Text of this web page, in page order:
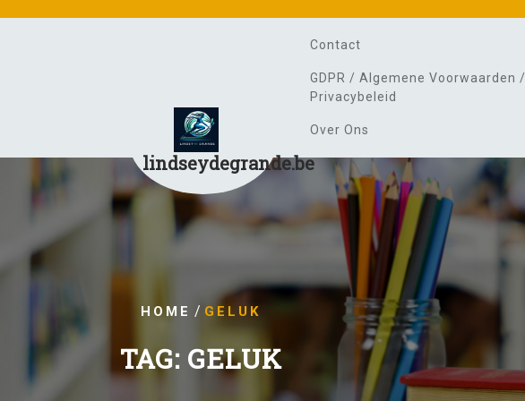
lindseydegrande.be
Contact
GDPR / Algemene Voorwaarden /
Privacybeleid
Over Ons
HOME / GELUK
TAG: GELUK